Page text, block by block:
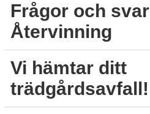
Frågor och svar
Återvinning
Vi hämtar ditt
trädgårdsavfall!